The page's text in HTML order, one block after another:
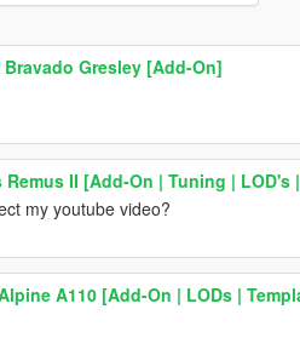
Bravado Gresley [Add-On]
Remus II [Add-On | Tuning | LOD's
my youtube video?
A110 [Add-On | LODs |